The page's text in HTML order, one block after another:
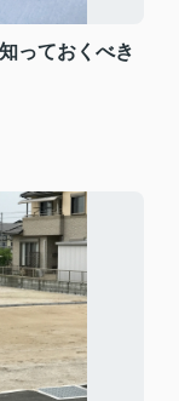
っておくべき